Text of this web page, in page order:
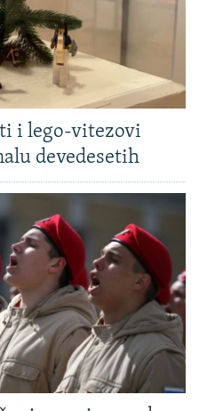
i lego-vitezovi
devedesetih